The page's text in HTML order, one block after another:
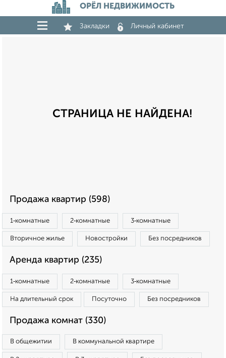
ОРЁЛ НЕДВИЖИМОСТЬ
Закладки Личный кабинет
СТРАНИЦА НЕ НАЙДЕНА!
Продажа квартир (598)
1‑комнатные 2‑комнатные 3‑комнатные
Вторичное жилье Новостройки Без посредников
Аренда квартир (235)
1‑комнатные 2‑комнатные 3‑комнатные
На длительный срок Посуточно Без посредников
Продажа комнат (330)
В общежитии В коммунальной квартире